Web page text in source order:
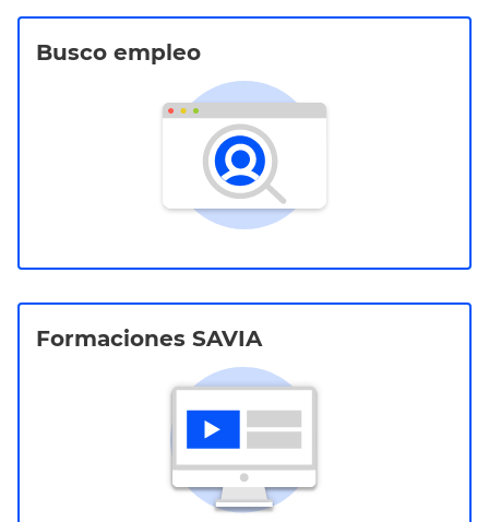
Busco empleo
Formaciones SAVIA